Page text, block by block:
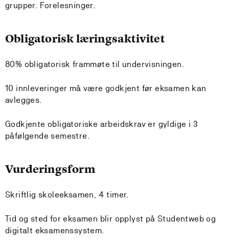
grupper. Forelesninger.
Obligatorisk læringsaktivitet
80% obligatorisk frammøte til undervisningen.
10 innleveringer må være godkjent før eksamen kan
avlegges.
Godkjente obligatoriske arbeidskrav er gyldige i 3
påfølgende semestre.
Vurderingsform
Skriftlig skoleeksamen, 4 timer.
Tid og sted for eksamen blir opplyst på Studentweb og
digitalt eksamenssystem.